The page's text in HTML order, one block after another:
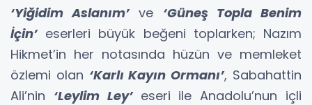
‘Yiğidim Aslanım’ve ‘Güneş Topla Benim
İçin’eserleri büyük beğeni toplarken; Nazım
Hikmet’in her notasında hüzün ve memleket
özlemi olan ‘Karlı Kayın Ormanı’, Sabahattin
Ali’nin ‘Leylim Ley’ eseri ile Anadolu’nun içli